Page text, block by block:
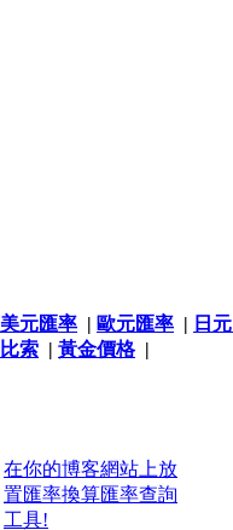
美元匯率 | 歐元匯率 | 日
比索 | 黃金價格|
在你的博客網站上放
置匯率換算匯率查詢
工具!